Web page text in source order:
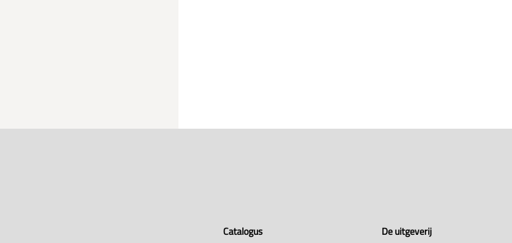
Catalogus
De uitgeverij